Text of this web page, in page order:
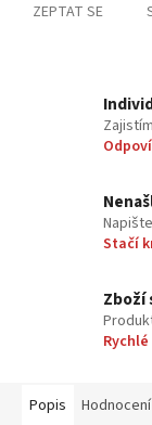
ZEPTAT SE
Stačí
Zboží
Popis Hodnocení